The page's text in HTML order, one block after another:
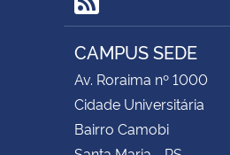
RSS
CAMPUS SEDE
Av. Roraima nº 1000
Cidade Universitária
Bairro Camobi